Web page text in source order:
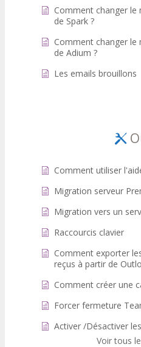
Comment changer le
de Spark ?
Comment changer le
de Adium ?
Les emails brouillons
Comment utiliser
Migration serveur
Migration vers un
Raccourcis clavier
Comment exporter
reçus à partir de
Comment créer une
Forcer fermeture
Activer /Désactiver
Voir tous